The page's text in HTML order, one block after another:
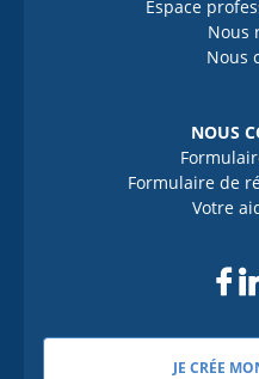
Espace
Nous
Nous
NOUS
Formulaire de
Votre
JE CRÉE